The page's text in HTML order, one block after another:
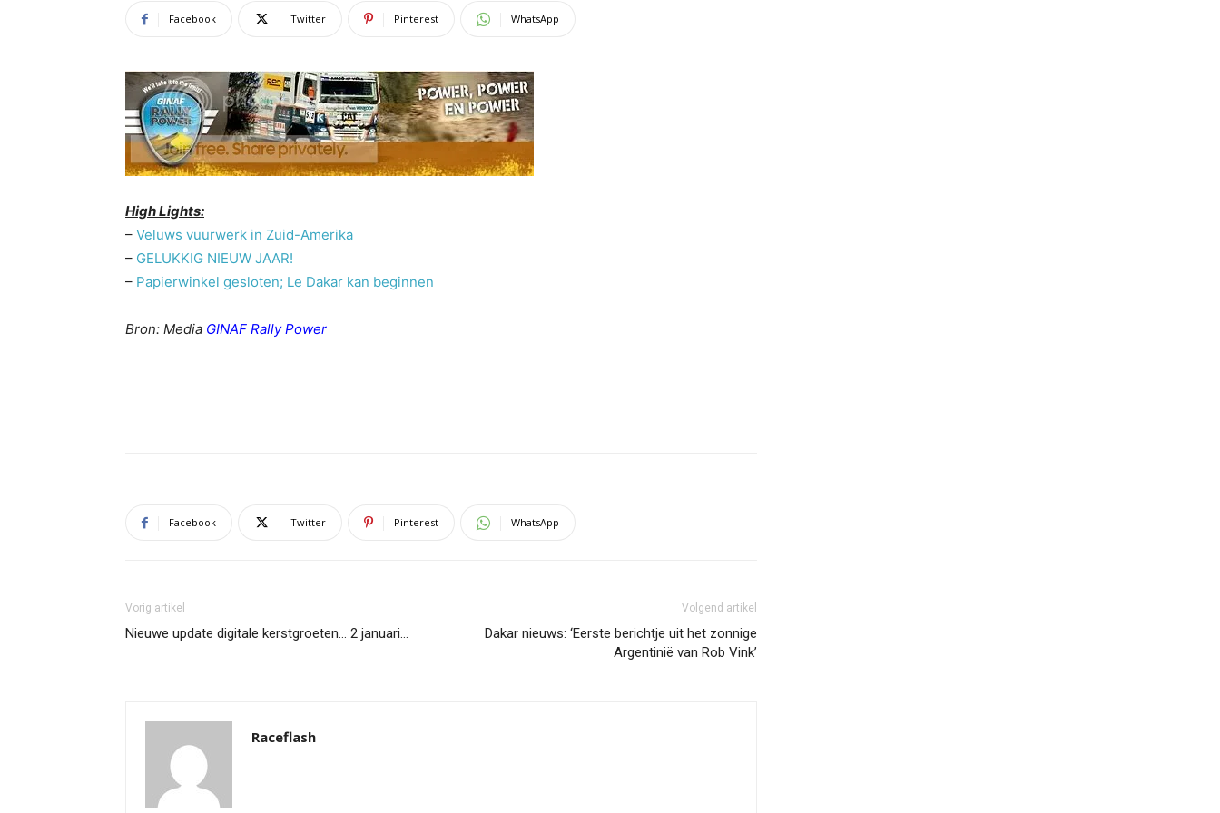
Facebook Twitter Pinterest WhatsApp
High Lights:
– Veluws vuurwerk in Zuid-Amerika
– GELUKKIG NIEUW JAAR!
– Papierwinkel gesloten; Le Dakar kan beginnen
Bron: Media GINAF Rally Power
Facebook Twitter Pinterest WhatsApp
Vorig artikel
Nieuwe update digitale kerstgroeten… 2 januari…
Volgend artikel
Dakar nieuws: ‘Eerste berichtje uit het zonnige
Argentinië van Rob Vink’
Raceflash